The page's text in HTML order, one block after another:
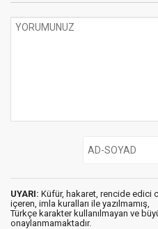
UYARI: Küfür, hakaret, rencide edici
içeren, imla kuralları ile yazılmamış,
Türkçe karakter kullanılmayan ve
onaylanmamaktadır.